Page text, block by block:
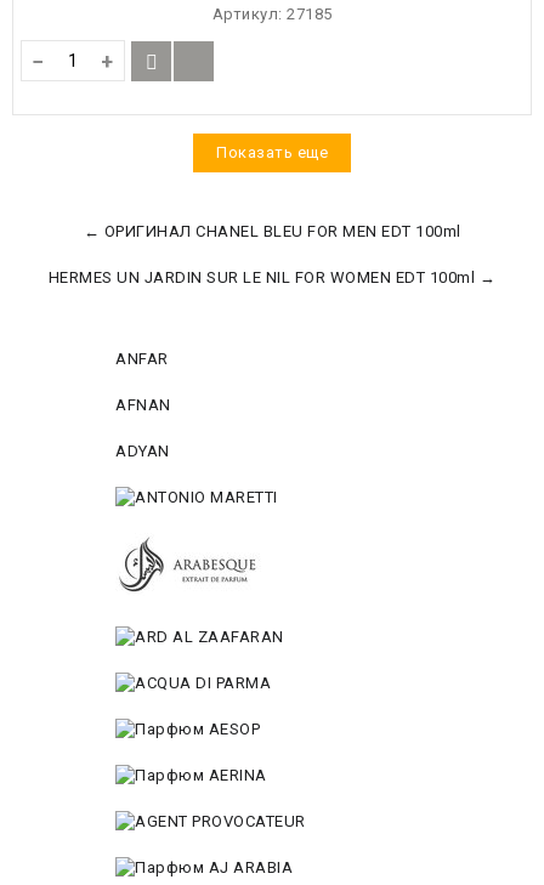
Артикул: 27185
− +
Показать еще
← ОРИГИНАЛ CHANEL BLEU FOR MEN EDT 100ml
HERMES UN JARDIN SUR LE NIL FOR WOMEN EDT 100ml →
ANFAR
AFNAN
ADYAN